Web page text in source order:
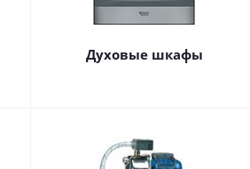
Духовые шкафы